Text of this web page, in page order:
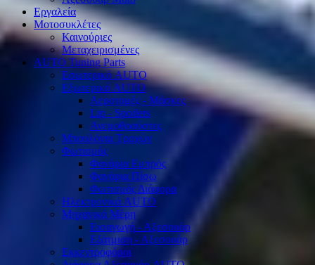
Εργαλεία
Μοτοσυκλέτες
Καινούριες
Μεταχειρισμένες
AUTO Tuning Parts
Εσωτερικό AUTO
Εξωτερικό AUTO
Αεροτομές - Μάσκες
Lip - Spoilers
Ανεμοθραύστες
Μπουλόνια Τροχών
Φωτισμός
Φανάρια Εμπρός
Φανάρια Πίσω
Φωτισμός Διάφορα
Ηλεκτρονικά AUTO
Μηχανικά Μέρη
Εισαγωγή - Αξεσουάρ
Εξάτμιση - Αξεσουάρ
Εκκεντροφόροι